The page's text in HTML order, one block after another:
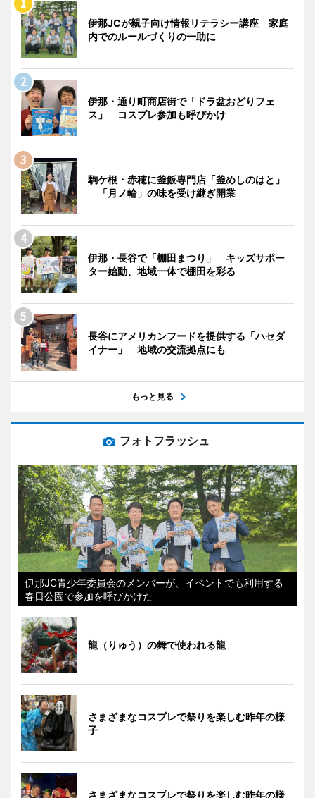
伊那JCが親子向け情報リテラシー講座 家庭
内でのルールづくりの一助に
伊那・通り町商店街で「ドラ盆おどりフェ
ス」 コスプレ参加も呼びかけ
駒ケ根・赤穂に釜飯専門店「釜めしのはと」
「月ノ輪」の味を受け継ぎ開業
伊那・長谷で「棚田まつり」 キッズサポー
ター始動、地域一体で棚田を彩る
長谷にアメリカンフードを提供する「ハセダ
イナー」 地域の交流拠点にも
もっと見る
フォトフラッシュ
伊那JC青少年委員会のメンバーが、イベントでも利用する
春日公園で参加を呼びかけた
龍（りゅう）の舞で使われる龍
さまざまなコスプレで祭りを楽しむ昨年の様
子
さまざまなコスプレで祭りを楽しむ昨年の様